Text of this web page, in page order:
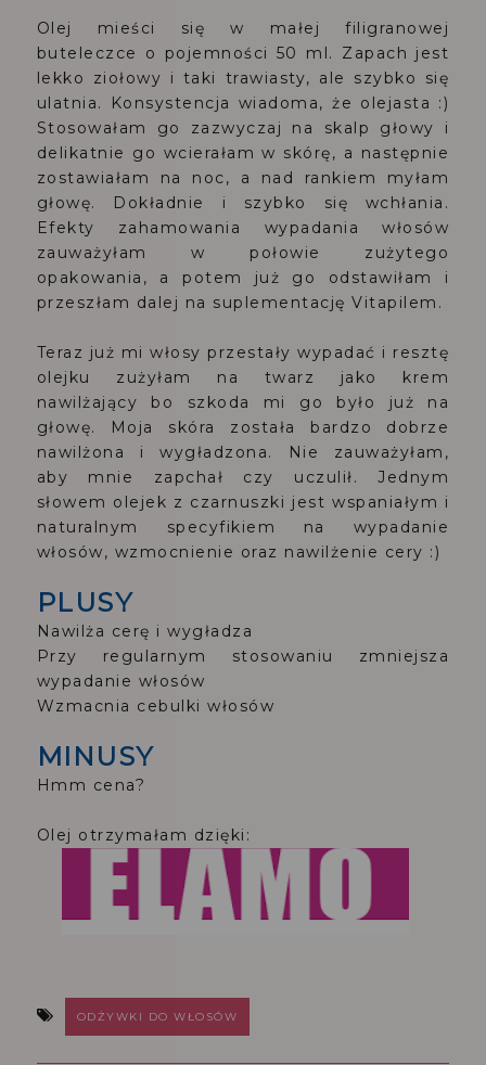
Olej mieści się w małej filigranowej
buteleczce o pojemności 50 ml. Zapach jest
lekko ziołowy i taki trawiasty, ale szybko się
ulatnia. Konsystencja wiadoma, że olejasta :)
Stosowałam go zazwyczaj na skalp głowy i
delikatnie go wcierałam w skórę, a następnie
zostawiałam na noc, a nad rankiem myłam
głowę. Dokładnie i szybko się wchłania.
Efekty zahamowania wypadania włosów
zauważyłam w połowie zużytego
opakowania, a potem już go odstawiłam i
przeszłam dalej na suplementację Vitapilem.
Teraz już mi włosy przestały wypadać i resztę
olejku zużyłam na twarz jako krem
nawilżający bo szkoda mi go było już na
głowę. Moja skóra została bardzo dobrze
nawilżona i wygładzona. Nie zauważyłam,
aby mnie zapchał czy uczulił. Jednym
słowem olejek z czarnuszki jest wspaniałym i
naturalnym specyfikiem na wypadanie
włosów, wzmocnienie oraz nawilżenie cery :)
PLUSY
Nawilża cerę i wygładza
Przy regularnym stosowaniu zmniejsza
wypadanie włosów
Wzmacnia cebulki włosów
MINUSY
Hmm cena?
Olej otrzymałam dzięki:
ODŻYWKI DO WŁOSÓW